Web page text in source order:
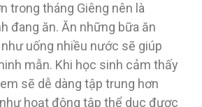
trong tháng Giêng nên là
đang ăn. Ăn những bữa ăn
uống nhiều nước sẽ giúp
mẫn. Khi học sinh cảm thấy
sẽ dễ dàng tập trung hơn
hoạt động tập thể dục được